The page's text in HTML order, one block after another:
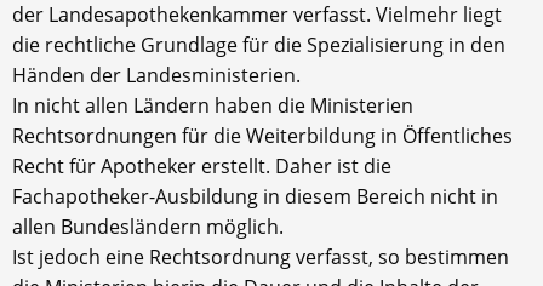
der Landesapothekenkammer verfasst. Vielmehr liegt
die rechtliche Grundlage für die Spezialisierung in den
Händen der Landesministerien.
In nicht allen Ländern haben die Ministerien
Rechtsordnungen für die Weiterbildung in Öffentliches
Recht für Apotheker erstellt. Daher ist die
Fachapotheker-Ausbildung in diesem Bereich nicht in
allen Bundesländern möglich.
Ist jedoch eine Rechtsordnung verfasst, so bestimmen